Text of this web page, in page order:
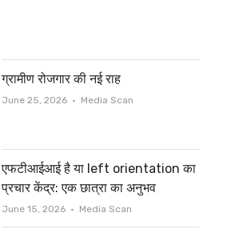
ग्रामीण रोजगार की नई राह
June 25, 2026 Author
Media Scan
एफटीआईआई है या left orientation का
प्रचार केंद्र: एक छात्रा का अनुभव
June 15, 2026 Author
Media Scan